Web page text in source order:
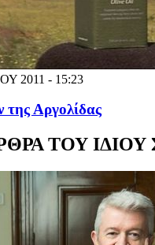
2011 - 15:23
της Αργολίδας
ΤΟΥ ΙΔΙΟΥ